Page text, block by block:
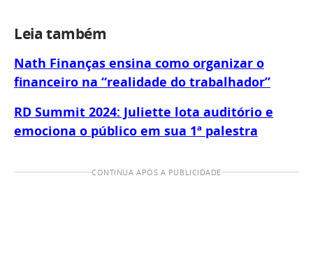
Leia também
Nath Finanças ensina como organizar o
financeiro na “realidade do trabalhador”
RD Summit 2024: Juliette lota auditório e
emociona o público em sua 1ª palestra
CONTINUA APÓS A PUBLICIDADE